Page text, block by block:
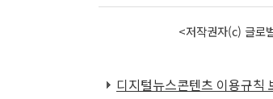
<저작권자(c) 글로
디지털뉴스콘텐츠 이용규칙